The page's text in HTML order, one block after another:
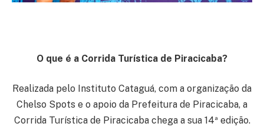
O que é a Corrida Turística de Piracicaba?
Realizada pelo Instituto Cataguá, com a organização da
Chelso Spots e o apoio da Prefeitura de Piracicaba, a
Corrida Turística de Piracicaba chega a sua 14ª edição.